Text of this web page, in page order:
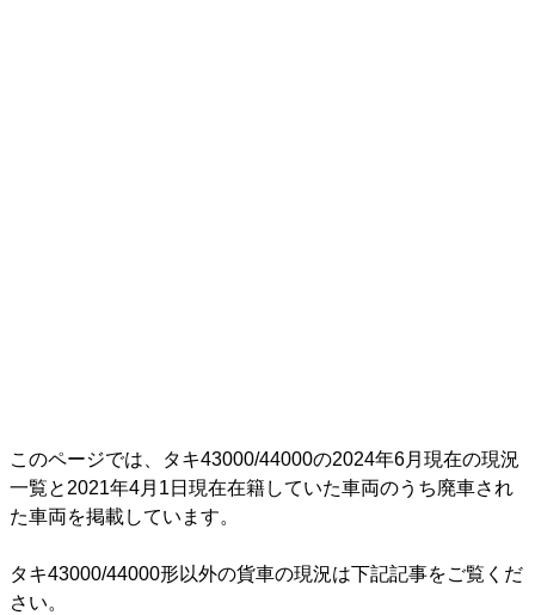
このページでは、タキ43000/44000の2024年6月現在の現況
一覧と2021年4月1日現在在籍していた車両のうち廃車され
た車両を掲載しています。
タキ43000/44000形以外の貨車の現況は下記記事をご覧くだ
さい。